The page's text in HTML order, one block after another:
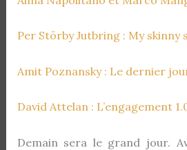
Per Störby Jutbring : My skinny
Amit Poznansky : Le dernier
David Attelan : L’engagement
Demain sera le grand jour.